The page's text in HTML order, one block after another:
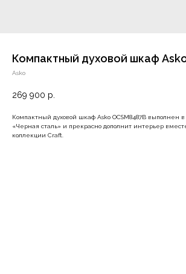
Компактный духовой шкаф
Asko
269 900 р.
Компактный духовой шкаф Asko OCSM8487B выполнен
«Черная сталь» и прекрасно дополнит интерьер
коллекции Craft.